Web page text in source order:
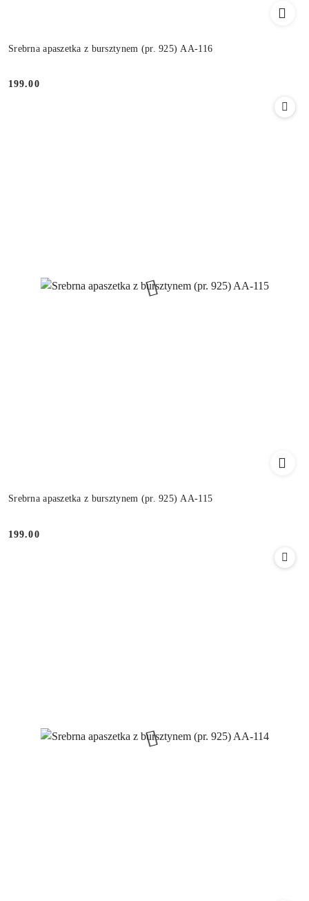
Srebrna apaszetka z bursztynem (pr. 925) AA-116
Cena:
199.00
Srebrna apaszetka z bursztynem (pr. 925) AA-115
Cena:
199.00